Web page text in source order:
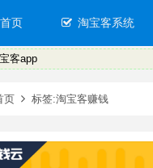
首页 淘宝客系统
的小程序
的经验
势在哪里呢？
页 标签:淘宝客赚钱